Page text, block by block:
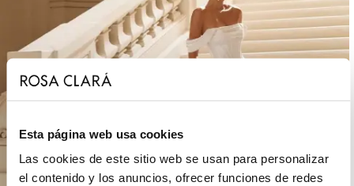
Esta página web usa cookies
Las cookies de este sitio web se usan para personalizar
el contenido y los anuncios, ofrecer funciones de redes